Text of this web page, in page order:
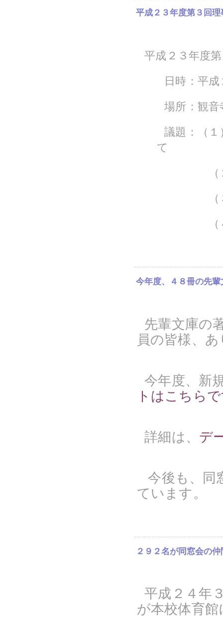
平成２３年度第３回
平成２３年度
日時：平
場所：観音
議題：（
て
（２）
（３）
（４
今年度、４８冊の先
先輩文庫の
員の皆様、
今年度、新
トはこちら
詳細は、 デ
今後も、同
ています。
２９２名が同窓会の仲
平成２４年
が本校体育